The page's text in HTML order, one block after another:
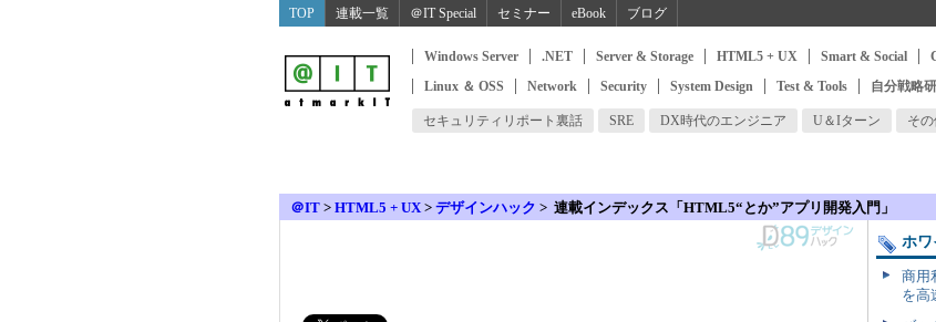
TOP 連載一覧 ＠IT Special セミナー eBook ブログ
Windows Server .NET Server & Storage HTML5 + UX Smart & Social
Linux ＆ OSS
Network Security System Design Test & Tools 自分戦略
セキュリティリポート裏話 SRE DX時代のエンジニア U＆Iターン そ
＠IT > HTML5 + UX> デザインハック > 連載インデックス「HTML5“とか”アプリ開発入門」
ホワ
商用
を高